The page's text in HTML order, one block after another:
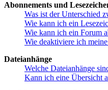
Abonnements und
Was ist der Unterschied
Wie kann ich ein
Wie kann ich ein Forum
Wie deaktiviere ich
Dateianhänge
Welche Dateianhänge
Kann ich eine Übersicht